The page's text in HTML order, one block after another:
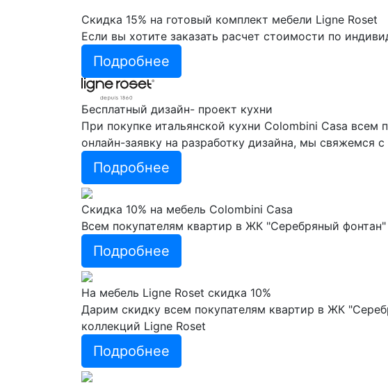
Скидка 15% на готовый комплект мебели Ligne Roset
Если вы хотите заказать расчет стоимости по
Подробнее
Бесплатный дизайн- проект кухни
При покупке итальянской кухни Colombini Casa
онлайн-заявку на разработку дизайна, мы свяжемся
Подробнее
Скидка 10% на мебель Colombini Casa
Всем покупателям квартир в ЖК "Серебряный
Подробнее
На мебель Ligne Roset скидка 10%
Дарим скидку всем покупателям квартир в ЖК
коллекций Ligne Roset
Подробнее